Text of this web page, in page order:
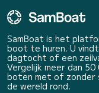
SamBoat is het
boot te huren. U
dagtocht of een
Vergelijk meer dan
boten met of zonder
de wereld rond.